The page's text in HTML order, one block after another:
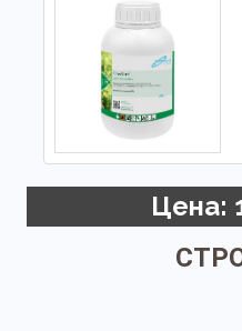
Цена: